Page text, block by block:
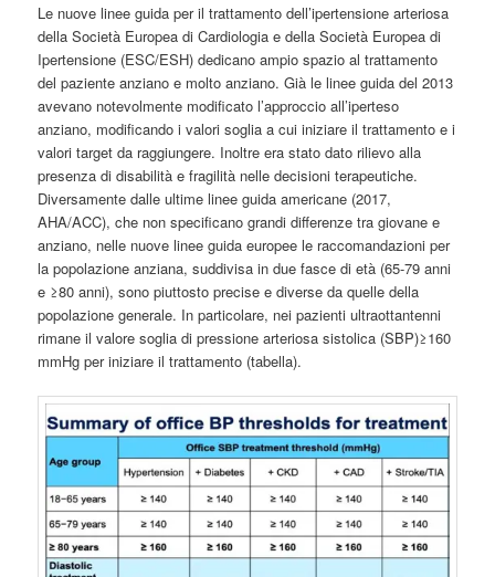
Le nuove linee guida per il trattamento dell’ipertensione arteriosa
della Società Europea di Cardiologia e della Società Europea di
Ipertensione (ESC/ESH) dedicano ampio spazio al trattamento
del paziente anziano e molto anziano. Già le linee guida del 2013
avevano notevolmente modificato l’approccio all’iperteso
anziano, modificando i valori soglia a cui iniziare il trattamento e i
valori target da raggiungere. Inoltre era stato dato rilievo alla
presenza di disabilità e fragilità nelle decisioni terapeutiche.
Diversamente dalle ultime linee guida americane (2017,
AHA/ACC), che non specificano grandi differenze tra giovane e
anziano, nelle nuove linee guida europee le raccomandazioni per
la popolazione anziana, suddivisa in due fasce di età (65-79 anni
e ≥80 anni), sono piuttosto precise e diverse da quelle della
popolazione generale. In particolare, nei pazienti ultraottantenni
rimane il valore soglia di pressione arteriosa sistolica (SBP)≥160
mmHg per iniziare il trattamento (tabella).